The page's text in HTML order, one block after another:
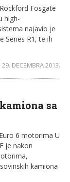
Fosgate
high-
najavio je
Series R1, te ih
29. DECEMBRA 2013.
sa
6 motorima U
je nakon
kamiona